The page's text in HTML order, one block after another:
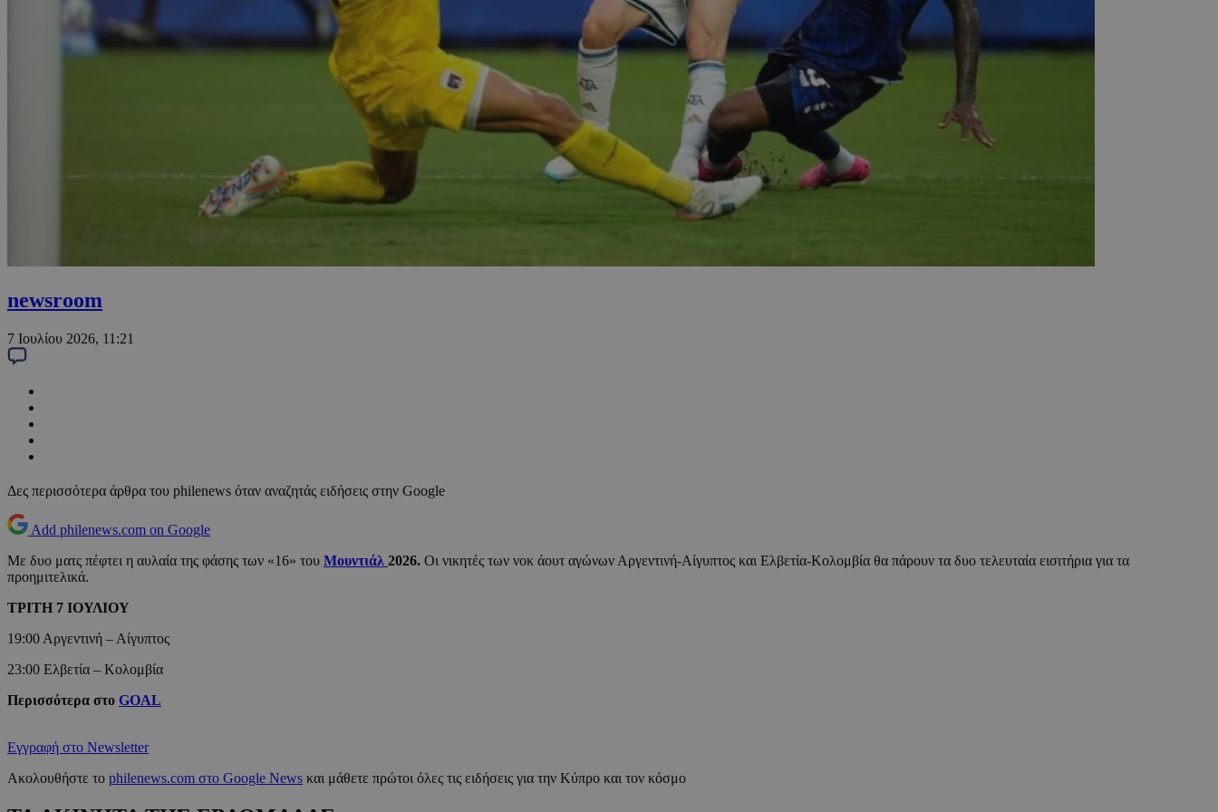
newsroom
7 Ιουλίου 2026, 11:21
Δες περισσότερα άρθρα του philenews όταν αναζητάς ειδήσεις στην Google
Add philenews.com on Google
Με δυο ματς πέφτει η αυλαία της φάσης των «16» του Μουντιάλ 2026. Οι νικητές των νοκ άουτ αγώνων Αργεντινή-Αίγυπτος και Ελβετία-Κολομβία θα πάρουν τα δυο τελευταία εισιτήρια για τα
προημιτελικά.
ΤΡΙΤΗ 7 ΙΟΥΛΙΟΥ
19:00 Αργεντινή – Αίγυπτος
23:00 Ελβετία – Κολομβία
Περισσότερα στο GOAL
Εγγραφή στο Newsletter
Ακολουθήστε το philenews.com στο Google News και μάθετε πρώτοι όλες τις ειδήσεις για την Κύπρο και τον κόσμο